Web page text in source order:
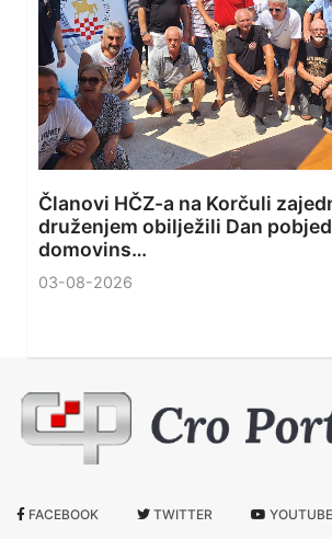
Članovi HČZ-a na Korčuli
druženjem obilježili Dan
domovins…
03-08-2026
FACEBOOK TWITTER YOUTUBE